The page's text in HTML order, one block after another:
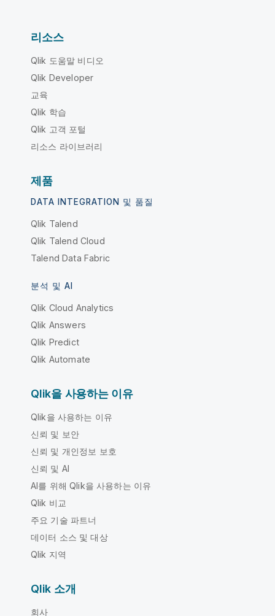
리소스
Qlik 도움말 비디오
Qlik Developer
교육
Qlik 학습
Qlik 고객 포털
리소스 라이브러리
제품
DATA INTEGRATION 및 품질
Qlik Talend
Qlik Talend Cloud
Talend Data Fabric
분석 및 AI
Qlik Cloud Analytics
Qlik Answers
Qlik Predict
Qlik Automate
Qlik을 사용하는 이유
Qlik을 사용하는 이유
신뢰 및 보안
신뢰 및 개인정보 보호
신뢰 및 AI
AI를 위해 Qlik을 사용하는 이유
Qlik 비교
주요 기술 파트너
데이터 소스 및 대상
Qlik 지역
Qlik 소개
회사